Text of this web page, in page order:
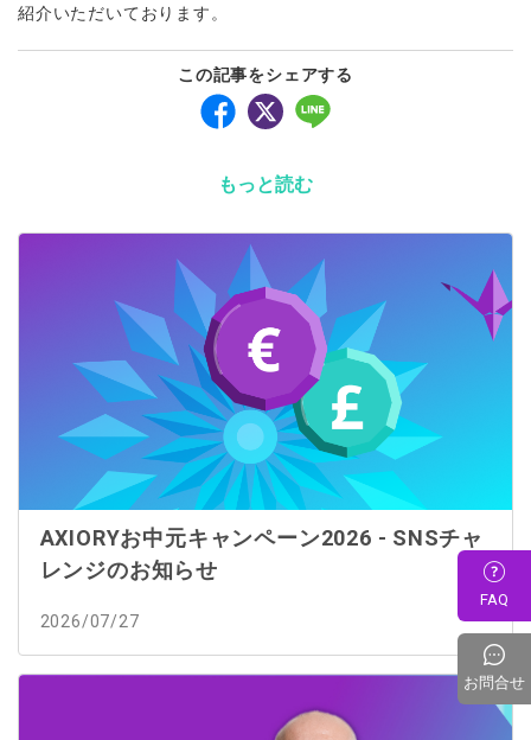
紹介いただいております。
この記事をシェアする
もっと読む
AXIORYお中元キャンペーン2026 - SNSチャ
レンジのお知らせ
2026/07/27
FAQ
お問合せ